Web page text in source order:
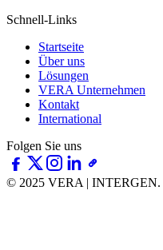
Schnell-Links
Startseite
Über uns
Lösungen
VERA Unternehmen
Kontakt
International
Folgen Sie uns
© 2025 VERA | INTERGEN.